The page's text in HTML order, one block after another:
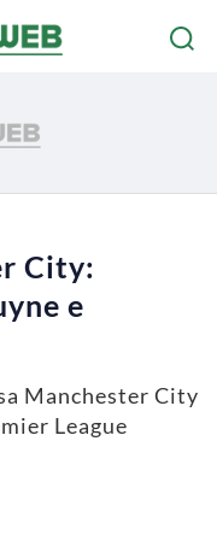
City:
e
Manchester City
League